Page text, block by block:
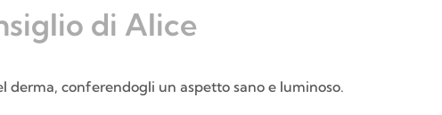
di Alice
derma, conferendogli un aspetto sano e luminoso.